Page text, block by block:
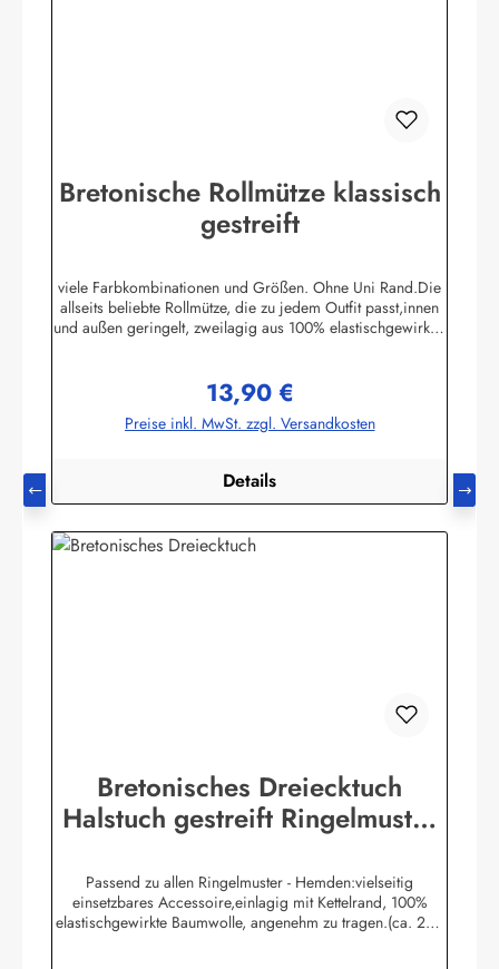
Bretonische Rollmütze klassisch
gestreift
viele Farbkombinationen und Größen. Ohne Uni Rand.Die
allseits beliebte Rollmütze, die zu jedem Outfit passt,innen
und außen geringelt, zweilagig aus 100% elastischgewirkter
zu allen Ringelmuster - Hemden. Größe 0 - bis 46 cm
Kopfumfang (bis 18 Monate)Größe 1 - bis 52 cm
Kopfumfang (Kleinkinder)Größe 2 - bis 55 cm Kopfumfang
cm Kopfumfang Herstellerinformationen:AS
Bekleidungswerk GmbHHeglitzer Str. 1226409
Wittmundinfo@modas-bekleidung.de
Regulärer Preis:
13,90 €
Preise inkl. MwSt. zzgl. Versandkosten
Details
Bretonisches Dreiecktuch
Halstuch gestreift Ringelmuster
Passend zu allen Ringelmuster - Hemden:vielseitig
einsetzbares Accessoire,einlagig mit Kettelrand, 100%
elastischgewirkte Baumwolle, angenehm zu tragen.(ca. 225